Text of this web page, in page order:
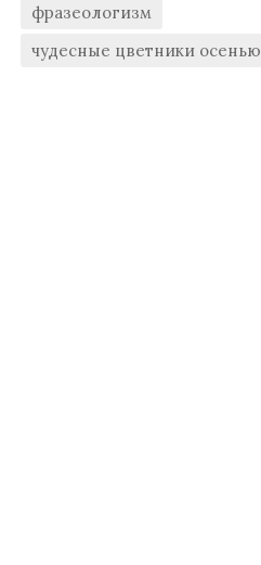
фразеологизм
чудесные цветники осенью